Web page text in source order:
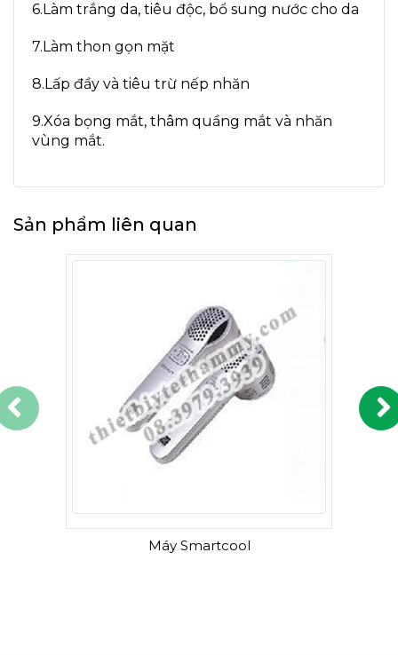
6.Làm trắng da, tiêu độc, bổ sung nước cho da
7.Làm thon gọn mặt
8.Lấp đầy và tiêu trừ nếp nhăn
9.Xóa bọng mắt, thâm quầng mắt và nhăn
vùng mắt.
Sản phẩm liên quan
Máy Smartcool